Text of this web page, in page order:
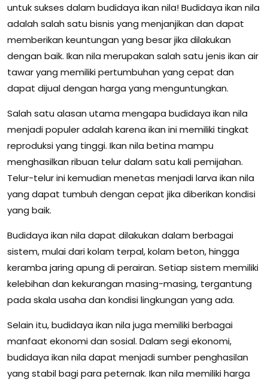
untuk sukses dalam budidaya ikan nila! Budidaya ikan nila
adalah salah satu bisnis yang menjanjikan dan dapat
memberikan keuntungan yang besar jika dilakukan
dengan baik. Ikan nila merupakan salah satu jenis ikan air
tawar yang memiliki pertumbuhan yang cepat dan
dapat dijual dengan harga yang menguntungkan.
Salah satu alasan utama mengapa budidaya ikan nila
menjadi populer adalah karena ikan ini memiliki tingkat
reproduksi yang tinggi. Ikan nila betina mampu
menghasilkan ribuan telur dalam satu kali pemijahan.
Telur-telur ini kemudian menetas menjadi larva ikan nila
yang dapat tumbuh dengan cepat jika diberikan kondisi
yang baik.
Budidaya ikan nila dapat dilakukan dalam berbagai
sistem, mulai dari kolam terpal, kolam beton, hingga
keramba jaring apung di perairan. Setiap sistem memiliki
kelebihan dan kekurangan masing-masing, tergantung
pada skala usaha dan kondisi lingkungan yang ada.
Selain itu, budidaya ikan nila juga memiliki berbagai
manfaat ekonomi dan sosial. Dalam segi ekonomi,
budidaya ikan nila dapat menjadi sumber penghasilan
yang stabil bagi para peternak. Ikan nila memiliki harga